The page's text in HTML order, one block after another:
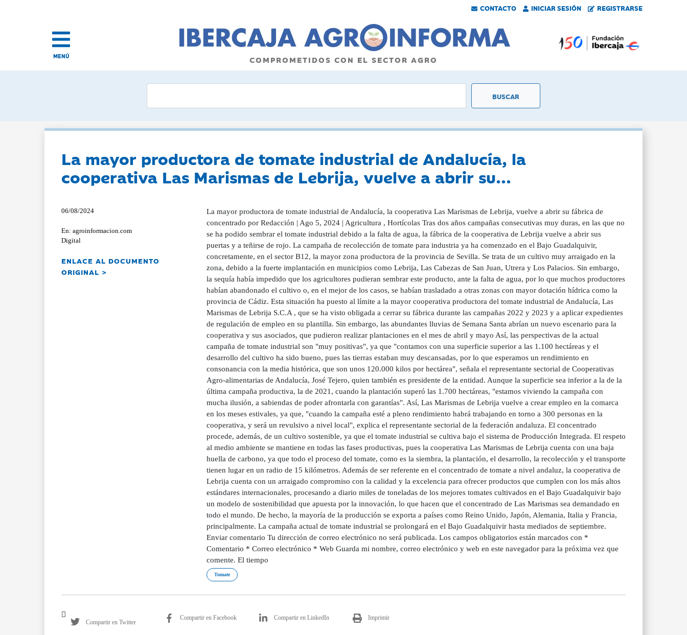
CONTACTO INICIAR SESIÓN REGISTRARSE
MENÚ COMPROMETIDOS CON EL SECTOR AGRO
La mayor productora de tomate industrial de Andalucía, la
cooperativa Las Marismas de Lebrija, vuelve a abrir su...
06/08/2024
En: agroinformacion.com
Digital
ENLACE AL DOCUMENTO
ORIGINAL >
La mayor productora de tomate industrial de Andalucía, la cooperativa Las Marismas de Lebrija, vuelve a abrir su fábrica de
concentrado por Redacción | Ago 5, 2024 | Agricultura , Hortícolas Tras dos años campañas consecutivas muy duras, en las que no
se ha podido sembrar el tomate industrial debido a la falta de agua, la fábrica de la cooperativa de Lebrija vuelve a abrir sus
puertas y a teñirse de rojo. La campaña de recolección de tomate para industria ya ha comenzado en el Bajo Guadalquivir,
concretamente, en el sector B12, la mayor zona productora de la provincia de Sevilla. Se trata de un cultivo muy arraigado en la
zona, debido a la fuerte implantación en municipios como Lebrija, Las Cabezas de San Juan, Utrera y Los Palacios. Sin embargo,
la sequía había impedido que los agricultores pudieran sembrar este producto, ante la falta de agua, por lo que muchos productores
habían abandonado el cultivo o, en el mejor de los casos, se habían trasladado a otras zonas con mayor dotación hídrica como la
provincia de Cádiz. Esta situación ha puesto al límite a la mayor cooperativa productora del tomate industrial de Andalucía, Las
Marismas de Lebrija S.C.A , que se ha visto obligada a cerrar su fábrica durante las campañas 2022 y 2023 y a aplicar expedientes
de regulación de empleo en su plantilla. Sin embargo, las abundantes lluvias de Semana Santa abrían un nuevo escenario para la
cooperativa y sus asociados, que pudieron realizar plantaciones en el mes de abril y mayo Así, las perspectivas de la actual
campaña de tomate industrial son "muy positivas", ya que "contamos con una superficie superior a las 1.100 hectáreas y el
desarrollo del cultivo ha sido bueno, pues las tierras estaban muy descansadas, por lo que esperamos un rendimiento en
consonancia con la media histórica, que son unos 120.000 kilos por hectárea", señala el representante sectorial de Cooperativas
Agro-alimentarias de Andalucía, José Tejero, quien también es presidente de la entidad. Aunque la superficie sea inferior a la de la
última campaña productiva, la de 2021, cuando la plantación superó las 1.700 hectáreas, "estamos viviendo la campaña con
mucha ilusión, a sabiendas de poder afrontarla con garantías". Así, Las Marismas de Lebrija vuelve a crear empleo en la comarca
en los meses estivales, ya que, "cuando la campaña esté a pleno rendimiento habrá trabajando en torno a 300 personas en la
cooperativa, y será un revulsivo a nivel local", explica el representante sectorial de la federación andaluza. El concentrado
procede, además, de un cultivo sostenible, ya que el tomate industrial se cultiva bajo el sistema de Producción Integrada. El respeto
al medio ambiente se mantiene en todas las fases productivas, pues la cooperativa Las Marismas de Lebrija cuenta con una baja
huella de carbono, ya que todo el proceso del tomate, como es la siembra, la plantación, el desarrollo, la recolección y el transporte
tienen lugar en un radio de 15 kilómetros. Además de ser referente en el concentrado de tomate a nivel andaluz, la cooperativa de
Lebrija cuenta con un arraigado compromiso con la calidad y la excelencia para ofrecer productos que cumplen con los más altos
estándares internacionales, procesando a diario miles de toneladas de los mejores tomates cultivados en el Bajo Guadalquivir bajo
un modelo de sostenibilidad que apuesta por la innovación, lo que hacen que el concentrado de Las Marismas sea demandado en
todo el mundo. De hecho, la mayoría de la producción se exporta a países como Reino Unido, Japón, Alemania, Italia y Francia,
principalmente. La campaña actual de tomate industrial se prolongará en el Bajo Guadalquivir hasta mediados de septiembre.
Enviar comentario Tu dirección de correo electrónico no será publicada. Los campos obligatorios están marcados con *
Comentario * Correo electrónico * Web Guarda mi nombre, correo electrónico y web en este navegador para la próxima vez que
comente. El tiempo
Tomate
Compartir en Twitter
Compartir en Facebook Compartir en LinkedIn Imprimir